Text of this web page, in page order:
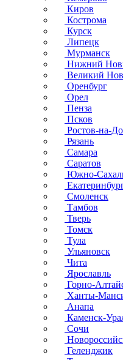
Киров
Кострома
Курск
Липецк
Мурманск
Нижний
Великий
Оренбург
Орел
Пенза
Псков
Ростов-на-
Рязань
Самара
Саратов
Южно-
Смоленск
Тамбов
Тверь
Томск
Тула
Ульяновск
Чита
Ярославль
Горно-
Ханты-
Анапа
Каменск-
Сочи
Геленджик